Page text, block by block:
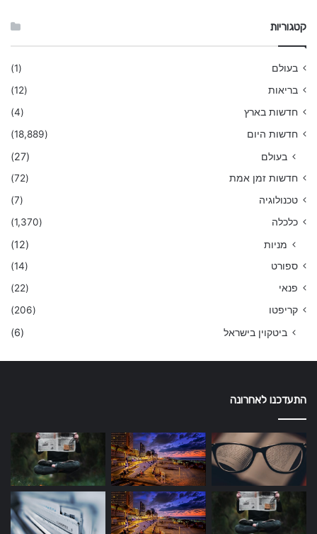
קטגוריות
בעולם
(1)
בריאות
(12)
חדשות בארץ
(4)
חדשות היום
(18,889)
בעולם (27)
חדשות זמן אמת
(72)
טכנולוגיה
(7)
כלכלה
(1,370)
מניות (12)
ספורט
(14)
פנאי
(22)
קריפטו
(206)
ביטקוין בישראל (6)
התעדכנו לאחרונה